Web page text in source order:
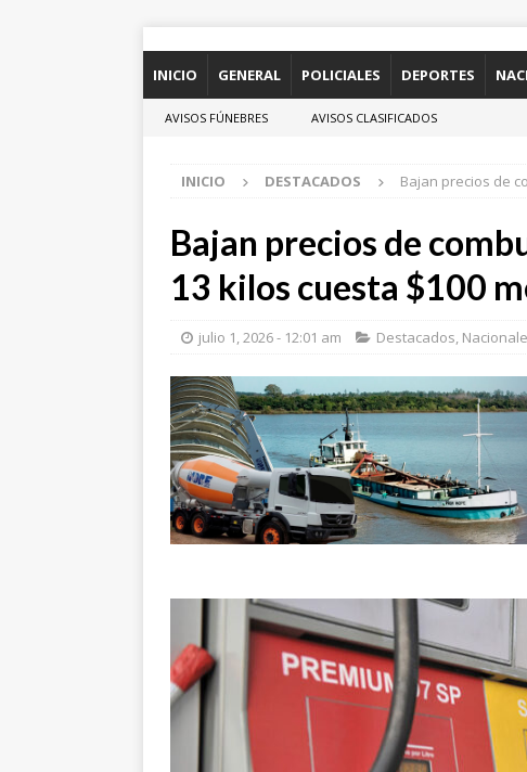
INICIO GENERAL POLICIALES DEPORTES
AVISOS FÚNEBRES AVISOS CLASIFICADOS
INICIO DESTACADOS Bajan precios de
Bajan precios de
13 kilos cuesta $100
julio 1, 2026 - 12:01 am Destacados,